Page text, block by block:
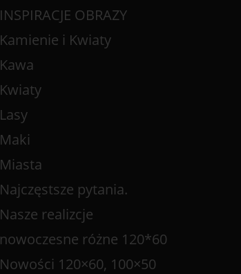
INSPIRACJE OBRAZY
Kamienie i Kwiaty
Kawa
Kwiaty
Lasy
Maki
Miasta
Najczęstsze pytania.
Nasze realizcje
nowoczesne różne 120*60
Nowości 120×60, 100×50